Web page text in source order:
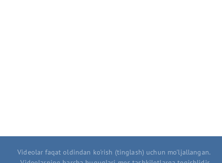
Videolar faqat oldindan ko'rish (tinglash) uchun mo'ljallangan.